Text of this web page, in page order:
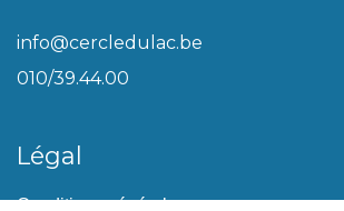
info@cercledulac.be
010/39.44.00
Légal
Conditions générales